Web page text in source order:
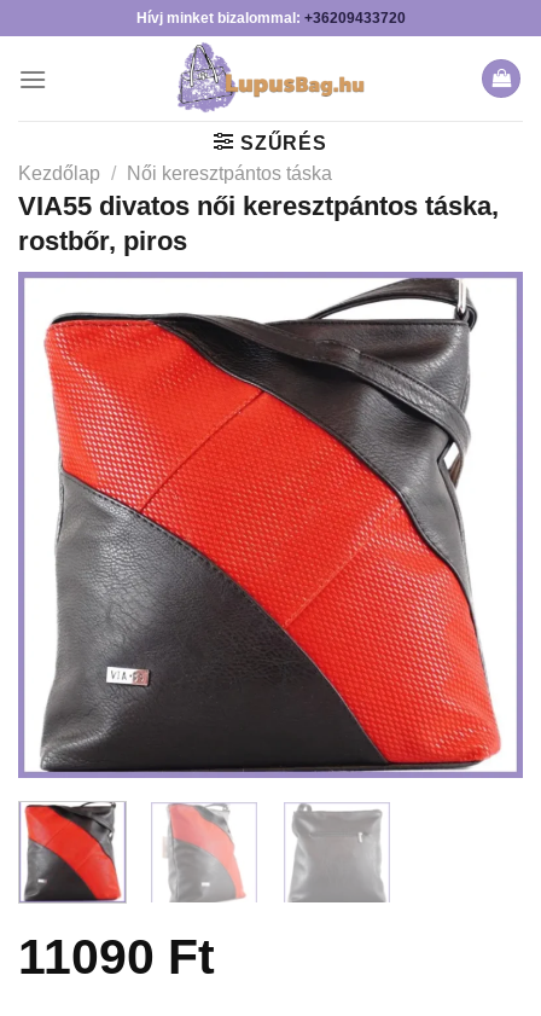
content
Hívj minket bizalommal: +36209433720
SZŰRÉS
Kezdőlap / Női keresztpántos táska
VIA55 divatos női keresztpántos táska,
rostbőr, piros
11090 Ft